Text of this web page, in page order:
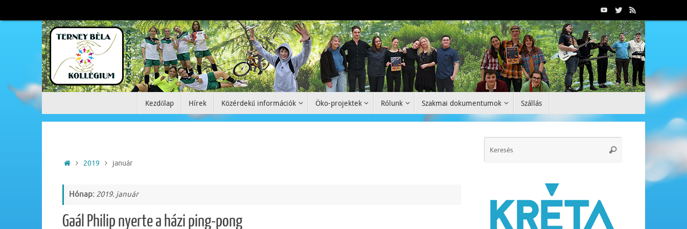
a
Tovább
a
Kezdőlap Hírek Közérdekű információk Öko-projektek Rólunk Szakmai dokumentumok Szállás
Home2019 január
Hónap: 2019. január
Gaál Philip nyerte a házi ping-pong
Keresés